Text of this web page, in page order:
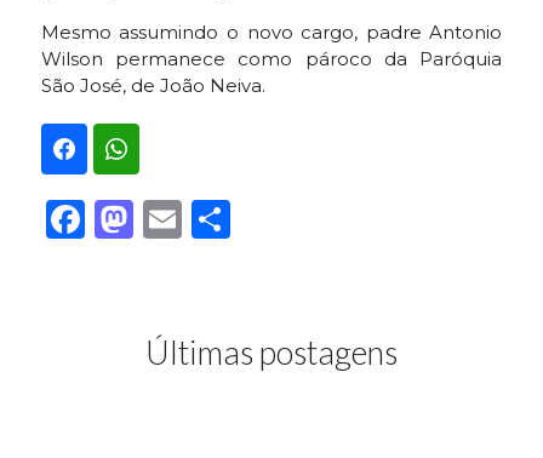
Mesmo assumindo o novo cargo, padre Antonio
Wilson permanece como pároco da Paróquia
São José, de João Neiva.
Facebook
Mastodon
EmailShare
Últimas postagens